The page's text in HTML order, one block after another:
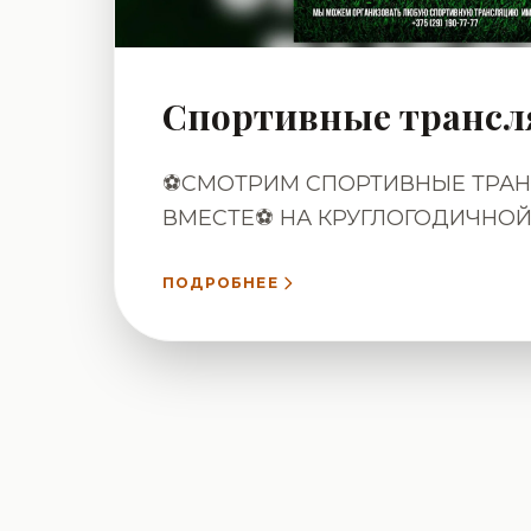
Спортивные
⚽СМОТРИМ СПОРТИВНЫЕ
ВМЕСТЕ⚽ НА
телевизора по 70 дюймов!
ПОДРОБНЕЕ